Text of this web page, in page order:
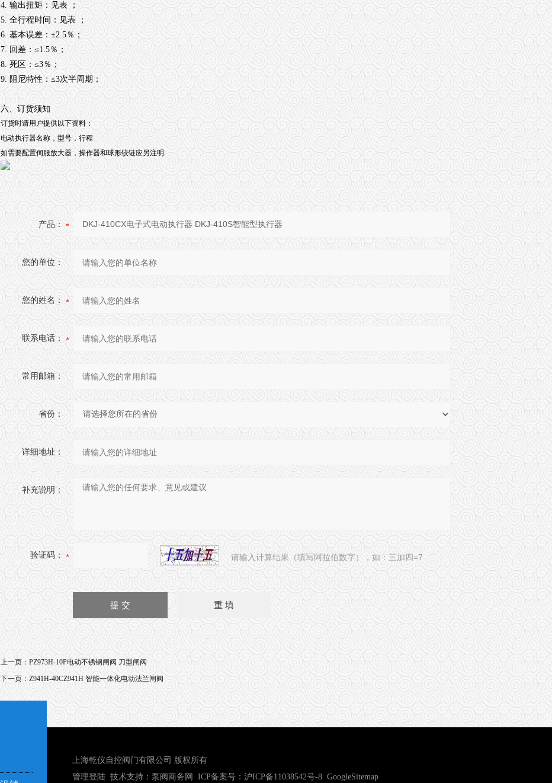
4. 输出扭矩：见表 ；
5. 全行程时间：见表 ；
6. 基本误差：±2.5％；
7. 回差：≤1.5％；
8. 死区：≤3％；
9. 阻尼特性：≤3次半周期；
六、订货须知
订货时请用户提供以下资料：
电动执行器名称，型号，行程
如需要配置伺服放大器，操作器和球形铰链应另注明.
产品：
您的单位：
您的姓名：
联系电话：
常用邮箱：
省份：
详细地址：
补充说明：
验证码： 请输入计算结果（填写阿拉伯数字），如：三加四=7
上一页： PZ973H-10P电动不锈钢闸阀 刀型闸阀
下一页： Z941H-40CZ941H 智能一体化电动法兰闸阀
上海乾仪自控阀门有限公司 版权所有
管理登陆 技术支持： 泵阀商务网 ICP备案号： 沪ICP备11038542号-8 GoogleSitemap